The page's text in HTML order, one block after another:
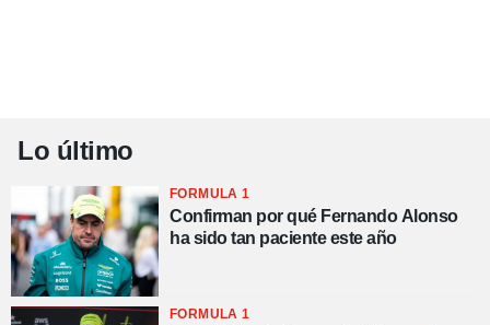
Lo último
FORMULA 1
Confirman por qué Fernando Alonso
ha sido tan paciente este año
FORMULA 1